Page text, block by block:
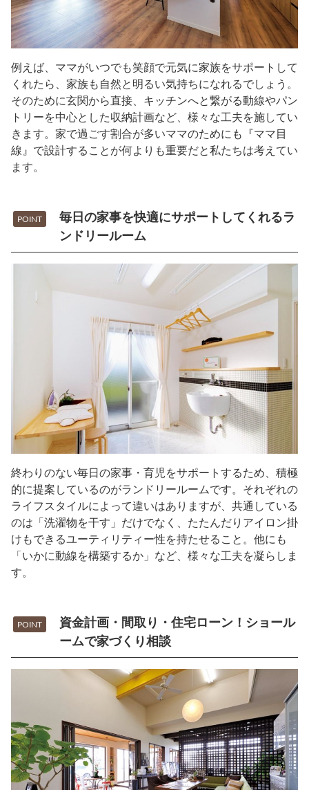
例えば、ママがいつでも笑顔で元気に家族をサポートして
くれたら、家族も自然と明るい気持ちになれるでしょう。
そのために玄関から直接、キッチンへと繋がる動線やパン
トリーを中心とした収納計画など、様々な工夫を施してい
きます。家で過ごす割合が多いママのためにも『ママ目
線』で設計することが何よりも重要だと私たちは考えてい
ます。
POINT
毎日の家事を快適にサポートしてくれるラ
ンドリールーム
終わりのない毎日の家事・育児をサポートするため、積極
的に提案しているのがランドリールームです。それぞれの
ライフスタイルによって違いはありますが、共通している
のは「洗濯物を干す」だけでなく、たたんだりアイロン掛
けもできるユーティリティー性を持たせること。他にも
「いかに動線を構築するか」など、様々な工夫を凝らしま
す。
POINT
資金計画・間取り・住宅ローン！ショール
ームで家づくり相談